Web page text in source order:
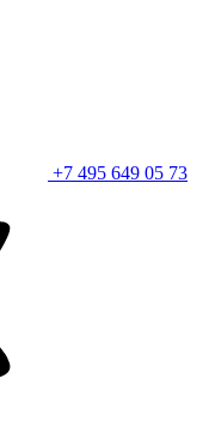
+7 495 649 05 73